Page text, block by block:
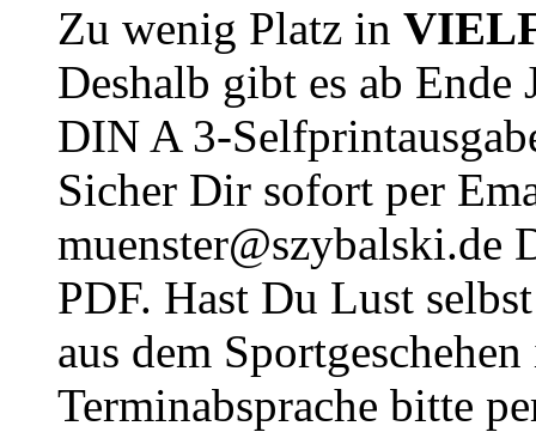
Zu wenig Platz in
Deshalb gibt es ab Ende
DIN A 3-
Sicher Dir sofort per
muenster@szybalski.de
PDF. Hast Du Lust
aus dem
Terminabsprache bitte